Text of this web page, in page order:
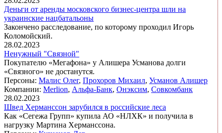
Деньги от аренды московского бизнес-центра шли на
украинские нацбатальоны
Закончено расследование, по которому проходил Игорь
Коломойский.
28.02.2023
Ненужный "Связной"
Покупателю «Мегафона» у Алишера Усманова долги
«Связного» не достанутся.
Персоны: Малис Олег, Прохоров Михаил, Усманов Алишер
Компании: Merlion, Альфа-Банк, Онэксим, Совкомбанк
28.02.2023
Швед Херманссон зарубился в российские леса
Как «Сегежа Групп» купила АО «НЛХК» и получила в
нагрузку Мартина Херманссона.